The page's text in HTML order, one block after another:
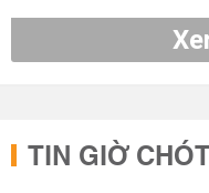
TIN GIỜ